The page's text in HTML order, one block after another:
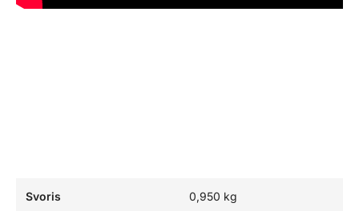
Svoris 0,950 kg